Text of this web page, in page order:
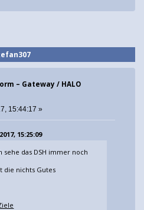
– Gateway / HALO
15:44:17 »
15:25:09
das DSH immer noch
die nichts Gutes